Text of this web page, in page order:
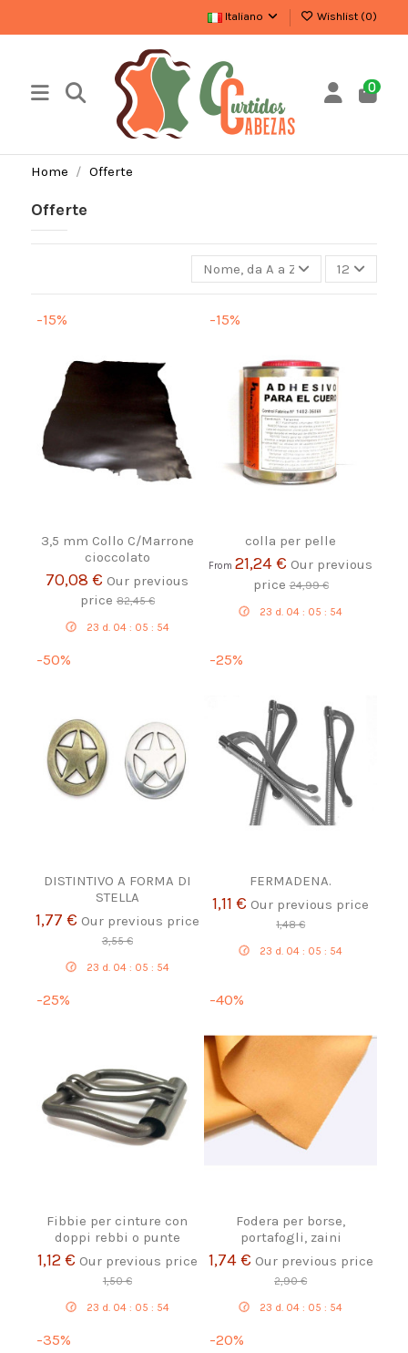
Italiano Wishlist (0)
0
Home Offerte
Offerte
Nome, da A a Z 12
-15%
3,5 mm Collo C/Marrone
cioccolato
70,08 € Our previous
price 82,45 €
23 d. 04 : 05 : 53
-15%
colla per pelle
From21,24 € Our previous
price24,99 €
23 d. 04 : 05 : 53
-50%
DISTINTIVO A FORMA DI
STELLA
1,77 € Our previous price
3,55 €
23 d. 04 : 05 : 54
-25%
FERMADENA.
1,11 € Our previous price
1,48 €
23 d. 04 : 05 : 54
-25%
Fibbie per cinture con
doppi rebbi o punte
1,12 € Our previous price
1,50 €
23 d. 04 : 05 : 54
-40%
Fodera per borse,
portafogli, zaini
1,74 € Our previous price
2,90 €
23 d. 04 : 05 : 54
-35% -20%